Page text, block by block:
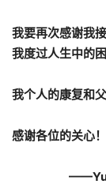
我要再次感谢我
我度过人生中的困
我个人的康复和
感谢各位的关心！
——Yulia